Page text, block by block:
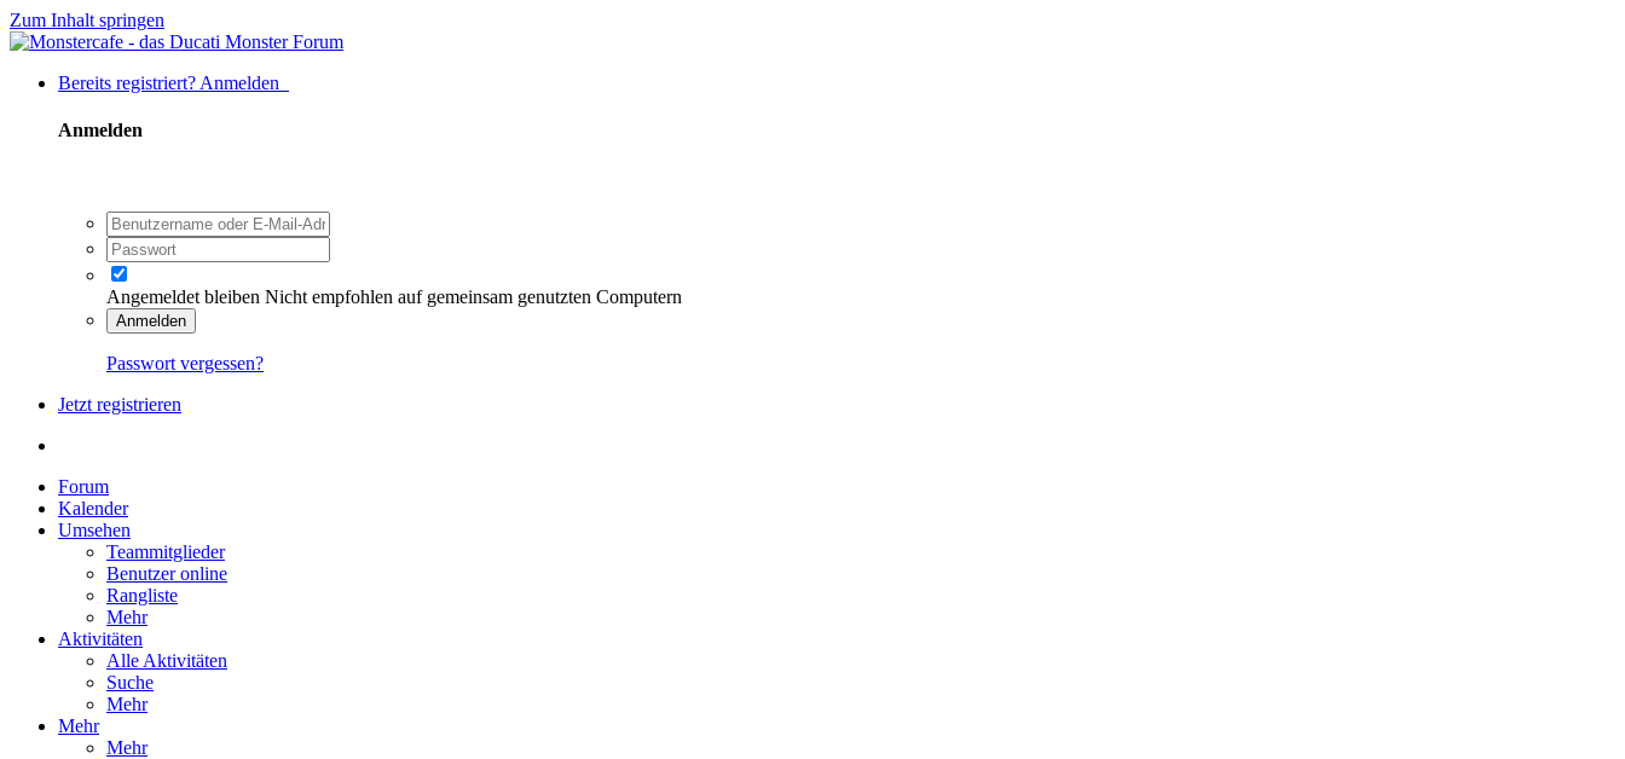
Zum Inhalt springen
Bereits registriert? Anmelden
Anmelden
Angemeldet bleiben Nicht empfohlen auf gemeinsam genutzten Computern
Anmelden
Passwort vergessen?
Jetzt registrieren
Forum
Kalender
Umsehen
Teammitglieder
Benutzer online
Rangliste
Mehr
Aktivitäten
Alle Aktivitäten
Suche
Mehr
Mehr
Mehr